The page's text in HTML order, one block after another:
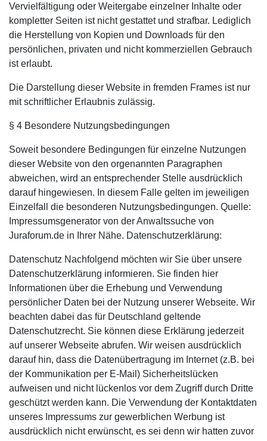
Vervielfältigung oder Weitergabe einzelner Inhalte oder
kompletter Seiten ist nicht gestattet und strafbar. Lediglich
die Herstellung von Kopien und Downloads für den
persönlichen, privaten und nicht kommerziellen Gebrauch
ist erlaubt.
Die Darstellung dieser Website in fremden Frames ist nur
mit schriftlicher Erlaubnis zulässig.
§ 4 Besondere Nutzungsbedingungen
Soweit besondere Bedingungen für einzelne Nutzungen
dieser Website von den orgenannten Paragraphen
abweichen, wird an entsprechender Stelle ausdrücklich
darauf hingewiesen. In diesem Falle gelten im jeweiligen
Einzelfall die besonderen Nutzungsbedingungen. Quelle:
Impressumsgenerator von der Anwaltssuche von
Juraforum.de in Ihrer Nähe. Datenschutzerklärung:
Datenschutz Nachfolgend möchten wir Sie über unsere
Datenschutzerklärung informieren. Sie finden hier
Informationen über die Erhebung und Verwendung
persönlicher Daten bei der Nutzung unserer Webseite. Wir
beachten dabei das für Deutschland geltende
Datenschutzrecht. Sie können diese Erklärung jederzeit
auf unserer Webseite abrufen. Wir weisen ausdrücklich
darauf hin, dass die Datenübertragung im Internet (z.B. bei
der Kommunikation per E-Mail) Sicherheitslücken
aufweisen und nicht lückenlos vor dem Zugriff durch Dritte
geschützt werden kann. Die Verwendung der Kontaktdaten
unseres Impressums zur gewerblichen Werbung ist
ausdrücklich nicht erwünscht, es sei denn wir hatten zuvor